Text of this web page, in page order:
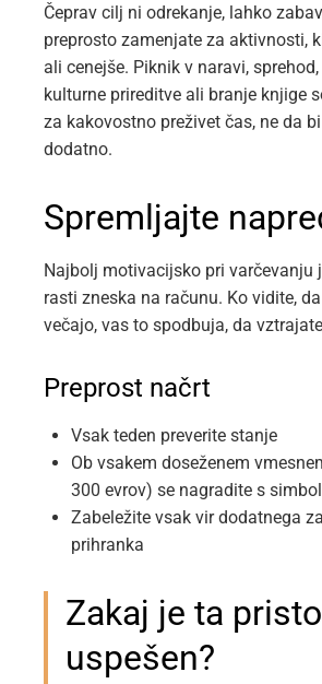
Čeprav cilj ni odrekanje, lahko
preprosto zamenjate za aktivnosti,
ali cenejše. Piknik v naravi,
kulturne prireditve ali branje knjige
za kakovostno preživet čas, ne da
dodatno.
Spremljajte
Najbolj motivacijsko pri varčevanju
rasti zneska na računu. Ko vidite,
večajo, vas to spodbuja, da
Preprost načrt
Vsak teden preverite stanje
Ob vsakem doseženem
300 evrov) se nagradite s
Zabeležite vsak vir dodatnega
prihranka
Zakaj je ta
uspešen?